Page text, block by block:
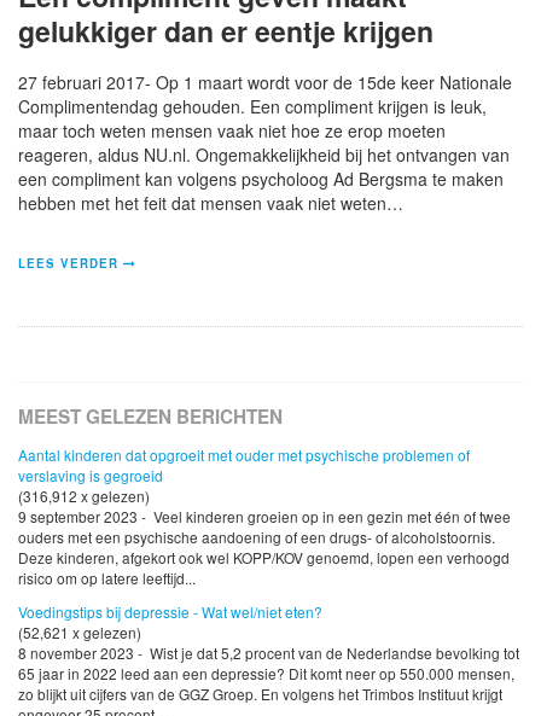
gelukkiger dan er eentje krijgen
27 februari 2017- Op 1 maart wordt voor de 15de keer Nationale
Complimentendag gehouden. Een compliment krijgen is leuk,
maar toch weten mensen vaak niet hoe ze erop moeten
reageren, aldus NU.nl. Ongemakkelijkheid bij het ontvangen van
een compliment kan volgens psycholoog Ad Bergsma te maken
hebben met het feit dat mensen vaak niet weten…
LEES VERDER
MEEST GELEZEN BERICHTEN
Aantal kinderen dat opgroeit met ouder met psychische problemen of
verslaving is gegroeid
(316,912 x gelezen)
9 september 2023 - Veel kinderen groeien op in een gezin met één of twee
ouders met een psychische aandoening of een drugs- of alcoholstoornis.
Deze kinderen, afgekort ook wel KOPP/KOV genoemd, lopen een verhoogd
risico om op latere leeftijd...
Voedingstips bij depressie - Wat wel/niet eten?
(52,621 x gelezen)
8 november 2023 - Wist je dat 5,2 procent van de Nederlandse bevolking tot
65 jaar in 2022 leed aan een depressie? Dit komt neer op 550.000 mensen,
zo blijkt uit cijfers van de GGZ Groep. En volgens het Trimbos Instituut krijgt